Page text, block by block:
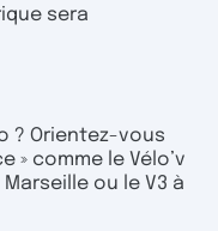
sera
? Orientez-vous
» comme le Vélo’v
Marseille ou le V3 à